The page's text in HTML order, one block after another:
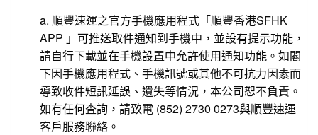
a. 順豐速運之官方手機應用程式「順豐香港SFHK
APP 」可推送取件通知到手機中，並設有提示功能，
請自行下載並在手機設置中允許使用通知功能。如閣
下因手機應用程式、手機訊號或其他不可抗力因素而
導致收件短訊延誤、遺失等情況，本公司恕不負責。
如有任何査詢，請致電 (852) 2730 0273與順豐速運
客戶服務聯絡。